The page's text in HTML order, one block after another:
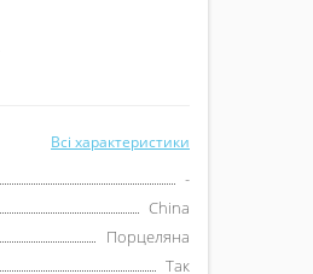
Всі характеристики
-
China
Порцеляна
Так